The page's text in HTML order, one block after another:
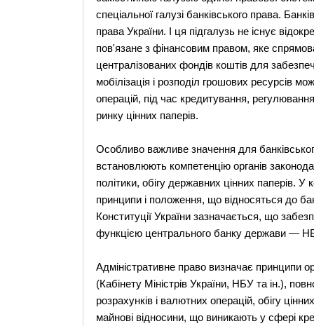
спеціальної галузі банківського права.
права України. І ця підгалузь не існує
пов'язане з фінансовим правом, яке
централізованих фондів коштів для
мобілізація і розподіл грошових ресурсів
операцій, під час кредитування,
ринку цінних паперів.
Особливо важливе значення для
встановлюють компетенцію органів
політики, обігу державних цінних паперів. У
принципи і положення, що відносяться до
Конституції України зазначається, що
функцією центрального банку держави —
Адміністративне право визначає принципи
(Кабінету Міністрів України, НБУ та ін.),
розрахунків і валютних операцій, обігу
майнові відносини, що виникають у сфері